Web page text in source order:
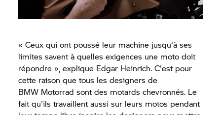
« Ceux qui ont poussé leur machine jusqu'à ses
limites savent à quelles exigences une moto doit
répondre », explique Edgar Heinrich. C'est pour
cette raison que tous les designers de
BMW Motorrad sont des motards chevronnés. Le
fait qu'ils travaillent aussi sur leurs motos pendant